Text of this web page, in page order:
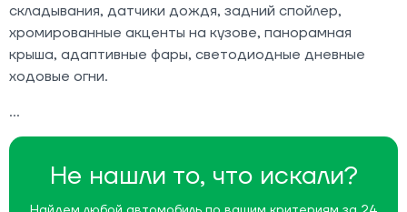
Не нашли то, что искали?
складывания, датчики дождя, задний спойлер,
хромированные акценты на кузове, панорамная
крыша, адаптивные фары, светодиодные дневные
ходовые огни.